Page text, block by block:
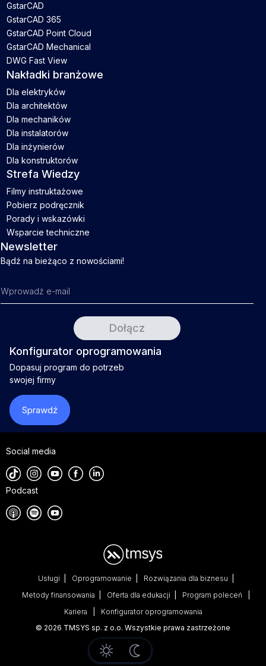
GstarCAD
GstarCAD 365
GstarCAD Point Cloud
GstarCAD Mechanical
DWG Fast View
Nakładki branżowe
Dla elektryków
Dla architektów
Dla mechaników
Dla instalatorów
Dla inżynierów
Dla konstruktorów
Strefa Wiedzy
Filmy instruktażowe
Pobierz podręcznik
Porady i wskazówki
Wsparcie techniczne
Newsletter
Bądź na bieżąco z nowościami!
Konfigurator oprogramowania
Dopasuj program do potrzeb
swojej firmy
Sprawdź
Social media
Podcast
Usługi Oprogramowanie
Rozwiązania dla biznesu
Metody finansowania
Oferta dla edukacji
Program poleceń
Kariera
Konfigurator oprogramowania
© 2026 TMSYS sp. z o.o. Wszystkie prawa zastrzeżone